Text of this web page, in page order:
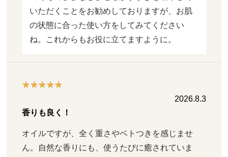
いただくことをお勧めしておりますが、お肌
の状態に合った使い方をしてみてください
ね。これからもお役に立てますように。
2026.8.3
香りも良く！
オイルですが、全く重さやベトつきを感じませ
ん。自然な香りにも、使うたびに癒されていま